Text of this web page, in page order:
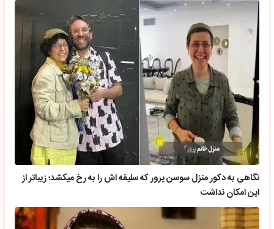
نگاهی به دکور منزل سوسن پرور که سلیقه اش را به رخ میکشد؛ زیباتر از
این امکان نداشت